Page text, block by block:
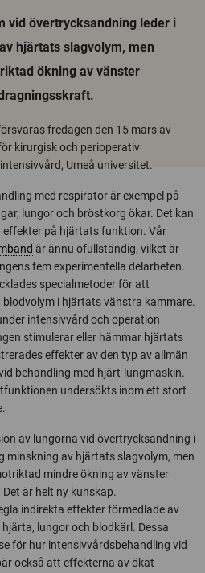
vid övertrycksandning leder i
hjärtats slagvolym, men
ökning av vänster
fredagen den 15 mars av
kirurgisk och perioperativ
Umeå universitet.
med respirator är exempel på
lungor och bröstkorg ökar. Det kan
effekter på hjärtats funktion. Vår
är ännu ofullständig, vilket är
fem experimentella delarbeten.
specialmetoder för att
i hjärtats vänstra kammare.
intensivvård och operation
stimulerar eller hämmar hjärtats
effekter av den typ av allmän
behandling med hjärt-lungmaskin.
undersökts inom ett stort
av lungorna vid övertrycksandning i
minskning av hjärtats slagvolym, men
mindre ökning av vänster
är helt ny kunskap.
indirekta effekter förmedlade av
lungor och blodkärl. Dessa
för hur intensivvårdsbehandling vid
också att effekterna av ökat